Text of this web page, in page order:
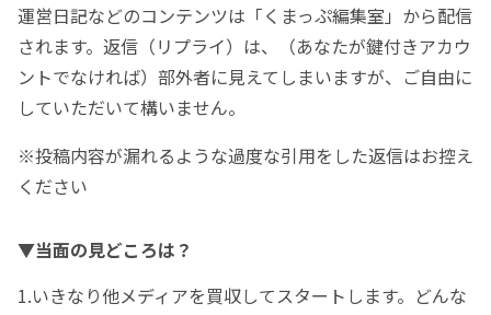
運営日記などのコンテンツは「くまっぷ編集室」から配信
されます。返信（リプライ）は、（あなたが鍵付きアカウ
ントでなければ）部外者に見えてしまいますが、ご自由に
していただいて構いません。
※投稿内容が漏れるような過度な引用をした返信はお控え
ください
▼当面の見どころは？
1.いきなり他メディアを買収してスタートします。どんな